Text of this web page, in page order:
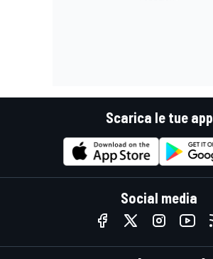
Scarica le tue app
Social media